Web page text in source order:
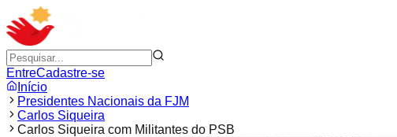
EntreCadastre-se
Início
Presidentes Nacionais da FJM
Carlos Siqueira
Carlos Siqueira com Militantes do PSB